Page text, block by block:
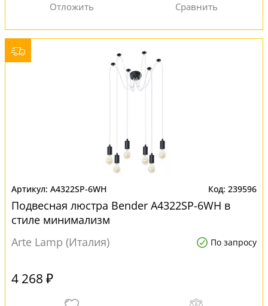
A4322SP-6WH 239596
Подвесная люстра Bender A4322SP-6WH в
стиле минимализм
Arte Lamp (Италия)
По запросу
4 268 ₽